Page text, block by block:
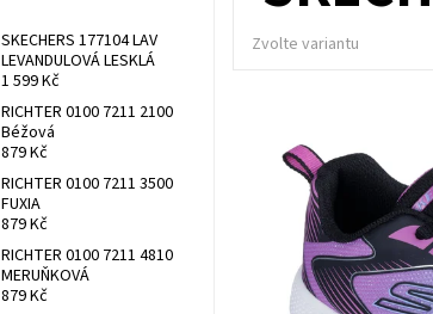
Zvolte variantu
SKECHERS 177104 LAV
LEVANDULOVÁ LESKLÁ
1 599 Kč
RICHTER 0100 7211 2100
Béžová
879 Kč
RICHTER 0100 7211 3500
FUXIA
879 Kč
RICHTER 0100 7211 4810
MERUŇKOVÁ
879 Kč